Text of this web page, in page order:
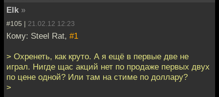
Elk »
#105 | 21.02.12 12:23
Кому: Steel Rat, #1
> Охренеть, как круто. А я ещё в первые две не
играл. Нигде щас акций нет по продаже первых двух
по цене одной? Или там на стиме по доллару?
>